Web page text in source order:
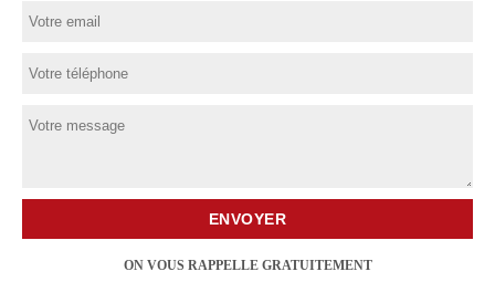
ON VOUS RAPPELLE GRATUITEMENT